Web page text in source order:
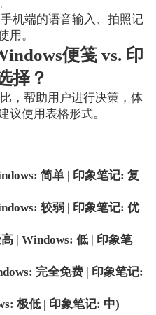
机端的语音输入、拍照记
用。
便笺 vs. 印
择？
，帮助用户进行决策，体
议使用表格形式。
简单 | 印象笔记: 复
较弱 | 印象笔记: 优
| Windows: 低 | 印象笔
完全免费 | 印象笔记:
极低 | 印象笔记: 中)